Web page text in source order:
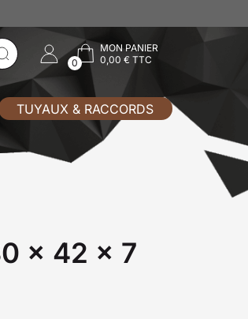
0
MON PANIER
0,00 € TTC
TUYAUX & RACCORDS
x 42 x 7